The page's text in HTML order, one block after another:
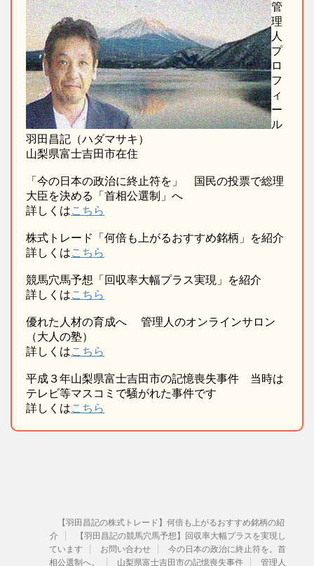
管
理
人
プ
ロ
フ
ィ
ー
ル
羽田昌記（ハダマサキ）
山梨県富士吉田市在住
「今の日本の政治に終止符を」 国民の投票で総理
大臣を決める「首相公選制」へ
詳しくはこちら
株式トレード「何倍も上がるおすすめ銘柄」を紹介
詳しくはこちら
競馬穴馬予想「回収率大幅プラス実現」を紹介
詳しくはこちら
優れた人材の育成へ 管理人のオンラインサロン
（大人の塾）
詳しくはこちら
平成３年山梨県富士吉田市の記憶喪失事件 当時は
テレビ等マスコミで騒がれた事件です
詳しくはこちら
【羽田昌記の株式トレード】何倍も上がるおすすめ銘柄の紹
介
【羽田昌記の競馬穴馬予想】回収率大幅プラスを実現し
ています
お問い合わせ
今の日本の政治に終止符を。首
相公選制へ。
山梨県富士吉田市の記憶喪失事件 管理人